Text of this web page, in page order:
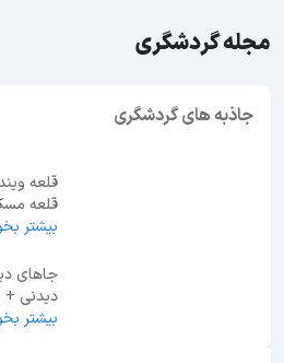
مجله گردشگری
جاذبه های گردشگری
آدرس
قلعه
قلعه
بیشتر
دیدنی
بیشتر